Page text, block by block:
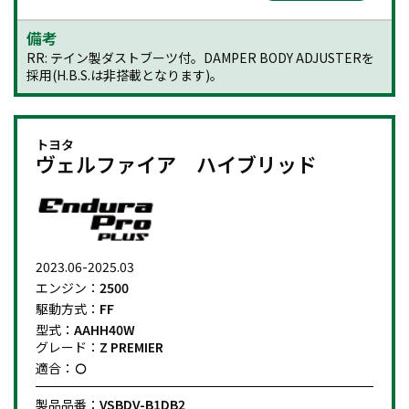
備考
RR: テイン製ダストブーツ付。DAMPER BODY ADJUSTERを
採用(H.B.S.は非搭載となります)。
トヨタ
ヴェルファイア ハイブリッド
2023.06-2025.03
エンジン： 2500
駆動方式： FF
型式： AAHH40W
グレード： Z PREMIER
適合：
製品品番： VSBDV-B1DB2